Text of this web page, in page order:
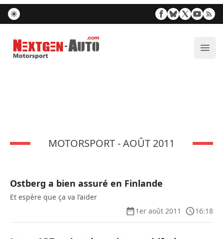
Nextgen-Auto.com
MOTORSPORT - AOÛT 2011
Ostberg a bien assuré en Finlande
Et espère que ça va l’aider
1er août 2011
16:18